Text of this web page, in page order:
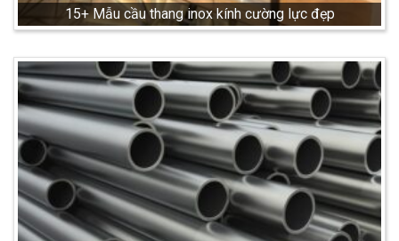
15+ Mẫu cầu thang inox kính cường lực đẹp